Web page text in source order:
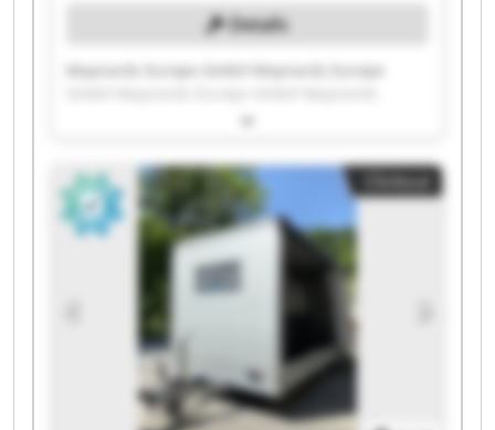
Details
Maynards Europe GmbH Maynards Europe
Europe GmbH Maynards Europe GmbH
GmbH Maynards Europe GmbH Maynards
Europe GmbH Maynards Europe GmbH
Maynards Europe GmbH Maynards Europe
GmbH Maynards Europe GmbH Maynards
Europe GmbH Maynards Europe GmbH
Maynards Europe GmbH Maynards Europe
GmbH Maynards Europe GmbH Maynards
Europe GmbH Maynards Europe GmbH